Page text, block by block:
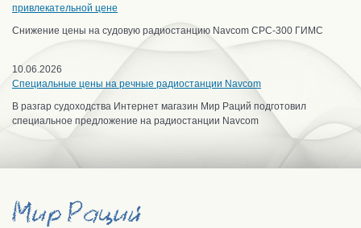
привлекательной цене
Снижение цены на судовую радиостанцию Navcom CPC-300 ГИМС
10.06.2026
Специальные цены на речные радиостанции Navcom
В разгар судоходства Интернет магазин Мир Раций подготовил
специальное предложение на радиостанции Navcom